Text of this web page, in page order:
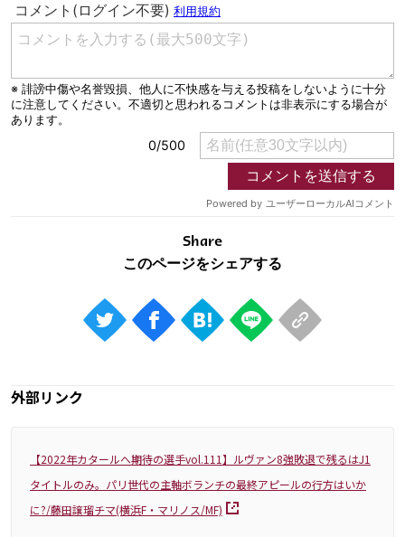
Share
外部リンク
【2022年カタールへ期待の選手vol.111】ルヴァン8強敗退で残るはJ1
タイトルのみ。パリ世代の主軸ボランチの最終アピールの行方はいか
に?/藤田譲瑠チマ(横浜F・マリノス/MF)